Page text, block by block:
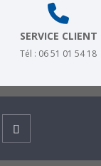
SERVICE CLIENT
Tél : 06 51 01 54 18
Youtube